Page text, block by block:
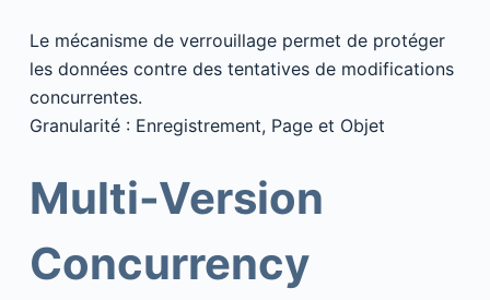
Le mécanisme de verrouillage permet de protéger
les données contre des tentatives de modifications
concurrentes.
Granularité : Enregistrement, Page et Objet
Multi-Version
Concurrency